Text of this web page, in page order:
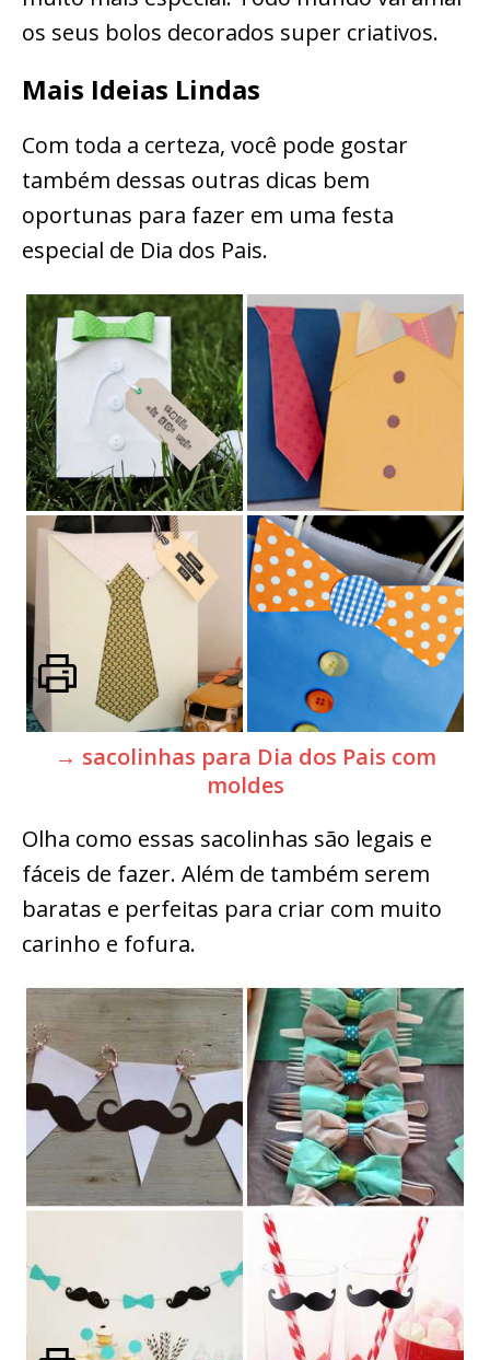
os seus bolos decorados super criativos.
Mais Ideias Lindas
Com toda a certeza, você pode gostar
também dessas outras dicas bem
oportunas para fazer em uma festa
especial de Dia dos Pais.
→ sacolinhas para Dia dos Pais com
moldes
Olha como essas sacolinhas são legais e
fáceis de fazer. Além de também serem
baratas e perfeitas para criar com muito
carinho e fofura.